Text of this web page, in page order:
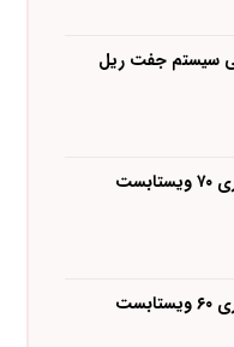
سیستم جفت ریل